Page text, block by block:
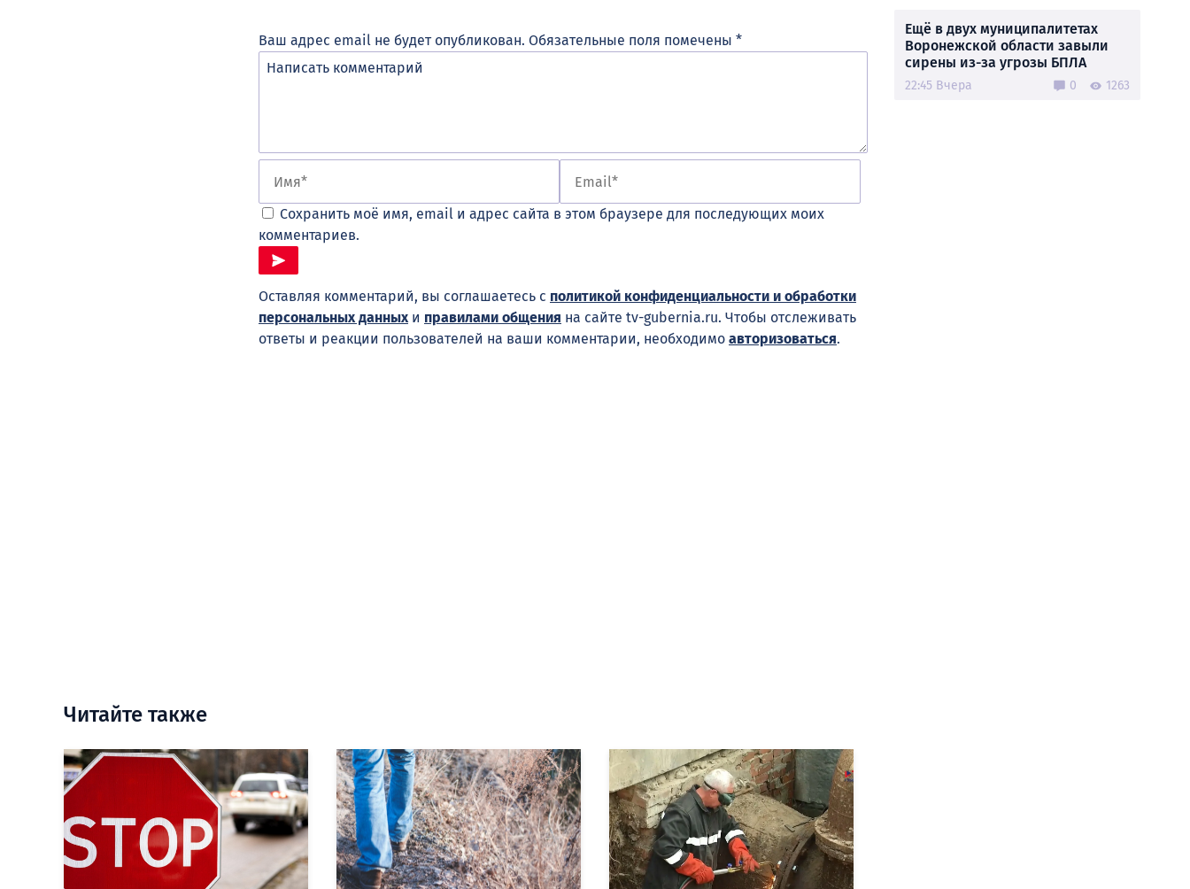
Ваш адрес email не будет опубликован. Обязательные поля помечены *
Сохранить моё имя, email и адрес сайта в этом браузере для последующих моих
комментариев.
Оставляя комментарий, вы соглашаетесь с политикой конфиденциальности и обработки
персональных данныхи правилами общения на сайте tv-gubernia.ru. Чтобы отслеживать
ответы и реакции пользователей на ваши комментарии, необходимо авторизоваться.
Ещё в двух муниципалитетах
Воронежской области завыли
сирены из-за угрозы БПЛА
22:45 Вчера 0 1263
Читайте также